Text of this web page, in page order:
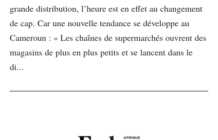
grande distribution, l’heure est en effet au changement
de cap. Car une nouvelle tendance se développe au
Cameroun : « Les chaînes de supermarchés ouvrent des
magasins de plus en plus petits et se lancent dans le
di...